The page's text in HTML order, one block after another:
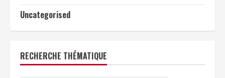
Uncategorised
RECHERCHE THÉMATIQUE